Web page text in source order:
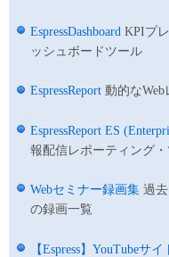
EspressDashboard KPIプ
ッシュボードツール
EspressReport 動的な
EspressReport ES
報配信レポーティング
Webセミナー録画集 過
の録画一覧
【Espress】YouTubeサイ